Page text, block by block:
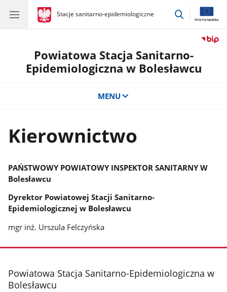
gov.pl
Stacje sanitarno-epidemiologiczne
gov.pl
Stacje
przejdź
Powiatowa Stacja Sanitarno-
Epidemiologiczna w Bolesławcu
MENU
Kierownictwo
PAŃSTWOWY POWIATOWY INSPEKTOR SANITARNY W
Bolesławcu
Dyrektor Powiatowej Stacji Sanitarno-
Epidemiologicznej w Bolesławcu
mgr inż. Urszula Felczyńska
stopka
Powiatowa Stacja Sanitarno-Epidemiologiczna w
Bolesławcu